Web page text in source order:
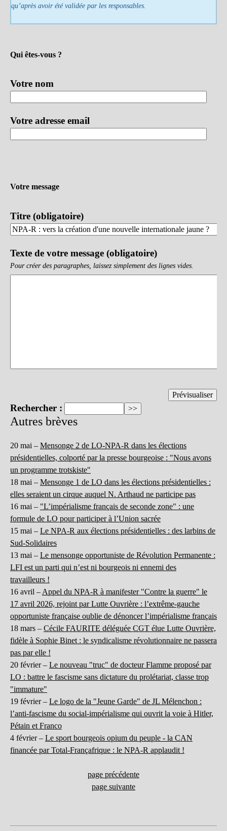
qu’après avoir été validée par les responsables.
Qui êtes-vous ?
Votre nom
Votre adresse email
Votre message
Titre (obligatoire)
Texte de votre message (obligatoire)
Pour créer des paragraphes, laissez simplement des lignes vides.
Rechercher :
Autres brèves
20 mai – Mensonge 2 de LO-NPA-R dans les élections
présidentielles, colporté par la presse bourgeoise : "Nous avons
un programme trotskiste"
18 mai – Mensonge 1 de LO dans les élections présidentielles :
elles seraient un cirque auquel N. Arthaud ne participe pas
16 mai – "L’impérialisme français de seconde zone" : une
formule de LO pour participer à l’Union sacrée
15 mai – Le NPA-R aux élections présidentielles : des larbins de
Sud-Solidaires
13 mai – Le mensonge opportuniste de Révolution Permanente :
LFI est un parti qui n’est ni bourgeois ni ennemi des
travailleurs !
16 avril – Appel du NPA-R à manifester "Contre la guerre" le
17 avril 2026, rejoint par Lutte Ouvrière : l’extrême-gauche
opportuniste française oublie de dénoncer l’impérialisme français
18 mars – Cécile FAURITE déléguée CGT élue Lutte Ouvrière,
fidèle à Sophie Binet : le syndicalisme révolutionnaire ne passera
pas par elle !
20 février – Le nouveau "truc" de docteur Flamme proposé par
LO : battre le fascisme sans dictature du prolétariat, classe trop
"immature"
19 février – Le logo de la "Jeune Garde" de JL Mélenchon :
l’anti-fascisme du social-impérialisme qui ouvrit la voie à Hitler,
Pétain et Franco
4 février – Le sport bourgeois opium du peuple - la CAN
financée par Total-Françafrique : le NPA-R applaudit !
page précédente
page suivante